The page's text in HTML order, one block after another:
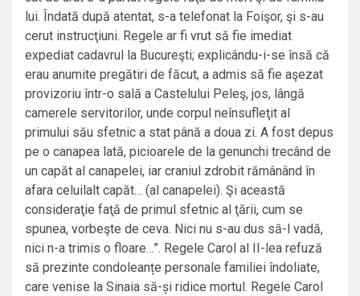
lui. Îndată după atentat, s-a telefonat la Foişor, şi s-au
cerut instrucţiuni. Regele ar fi vrut să fie imediat
expediat cadavrul la Bucureşti; explicându-i-se însă că
erau anumite pregătiri de făcut, a admis să fie aşezat
provizoriu într-o sală a Castelului Peleş, jos, lângă
camerele servitorilor, unde corpul neînsufleţit al
primului său sfetnic a stat până a doua zi. A fost depus
pe o canapea lată, picioarele de la genunchi trecând de
un capăt al canapelei, iar craniul zdrobit rămânând în
afara celuilalt capăt… (al canapelei). Şi această
consideraţie faţă de primul sfetnic al ţării, cum se
spunea, vorbeşte de ceva. Nici nu s-au dus să-l vadă,
nici n-a trimis o floare…”. Regele Carol al II-lea refuză
să prezinte condoleanțe personale familiei îndoliate,
care venise la Sinaia să-și ridice mortul. Regele Carol